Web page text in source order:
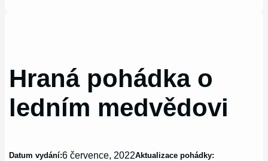
Hraná pohádka o
ledním medvědovi
Datum vydání:6 července, 2022Aktualizace pohádky: